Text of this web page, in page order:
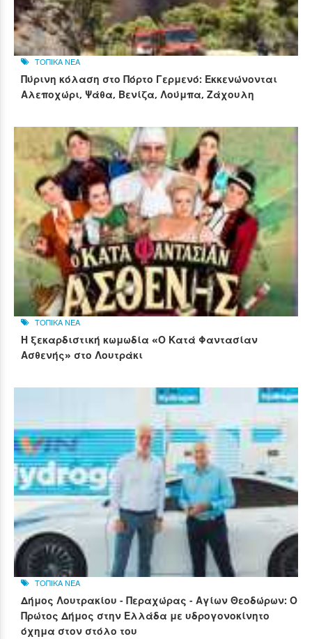
ΤΟΠΙΚΑ ΝΕΑ
Πύρινη κόλαση στο Πόρτο Γερμενό: Εκκενώνονται
Αλεποχώρι, Ψάθα, Βενίζα, Λούμπα, Ζάχουλη
ΤΟΠΙΚΑ ΝΕΑ
Η ξεκαρδιστική κωμωδία «Ο Κατά Φαντασίαν
Ασθενής» στο Λουτράκι
ΤΟΠΙΚΑ ΝΕΑ
Δήμος Λουτρακίου - Περαχώρας - Αγίων Θεοδώρων: Ο
Πρώτος Δήμος στην Ελλάδα με υδρογονοκίνητο
όχημα στον στόλο του